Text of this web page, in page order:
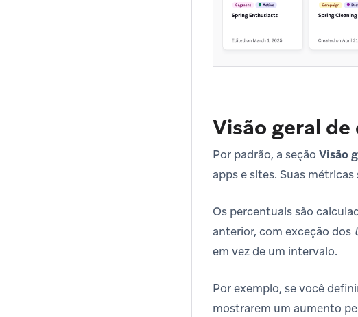
Visão geral
Por padrão, a seção Visão
apps e sites. Suas
Os percentuais são
anterior, com exceção dos
em vez de um intervalo.
Por exemplo, se você
mostrarem um aumento